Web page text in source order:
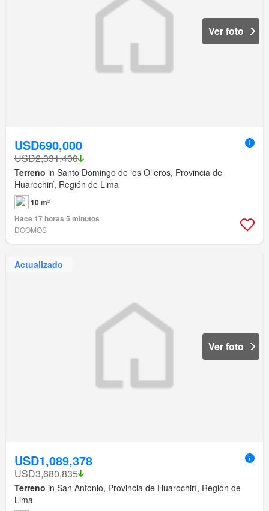
Ver foto
USD690,000
USD2,331,400
Terreno in Santo Domingo de los Olleros, Provincia de
Huarochirí, Región de Lima
10 m²
Hace 17 horas 5 minutos
DOOMOS
Actualizado
Ver foto
USD1,089,378
USD3,680,835
Terreno in San Antonio, Provincia de Huarochirí, Región de
Lima